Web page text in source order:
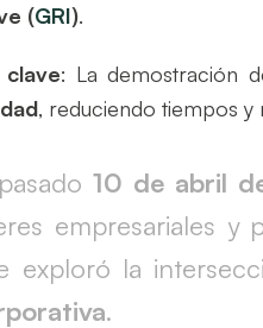
(GRI).
: La demostración
, reduciendo tiempos
10 de abril
empresariales y
exploró la
.